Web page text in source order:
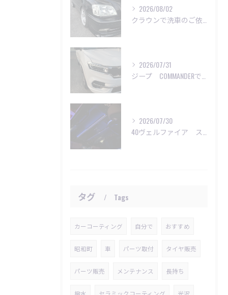
2026/08/02
2026/07/31
2026/07/30
タグ Tags
カーコーティング 自分で おすすめ
昭和町 車 パーツ取付 タイヤ販売
パーツ販売 メンテナンス 長持ち
撥水 セラミックコーティング 光沢